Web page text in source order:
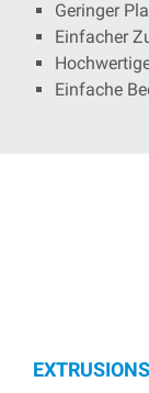
Geringer
Einfacher
Einfache